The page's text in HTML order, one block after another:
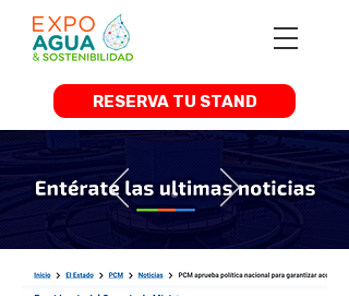
RESERVA TU STAND